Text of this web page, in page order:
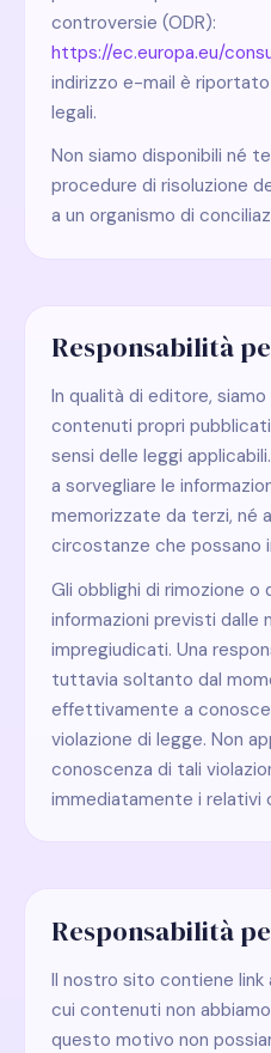
controversie (ODR):
https://ec.europa.eu/
indirizzo e-mail è
legali.
Non siamo disponibili né
procedure di risoluzione
a un organismo di
Responsabilità
In qualità di editore,
contenuti propri
sensi delle leggi
a sorvegliare le
memorizzate da terzi, né
circostanze che possano
Gli obblighi di rimozione
informazioni previsti dalle
impregiudicati. Una
tuttavia soltanto dal
effettivamente a
violazione di legge. Non
conoscenza di tali
immediatamente i relativi
Responsabilità
Il nostro sito contiene
cui contenuti non
questo motivo non